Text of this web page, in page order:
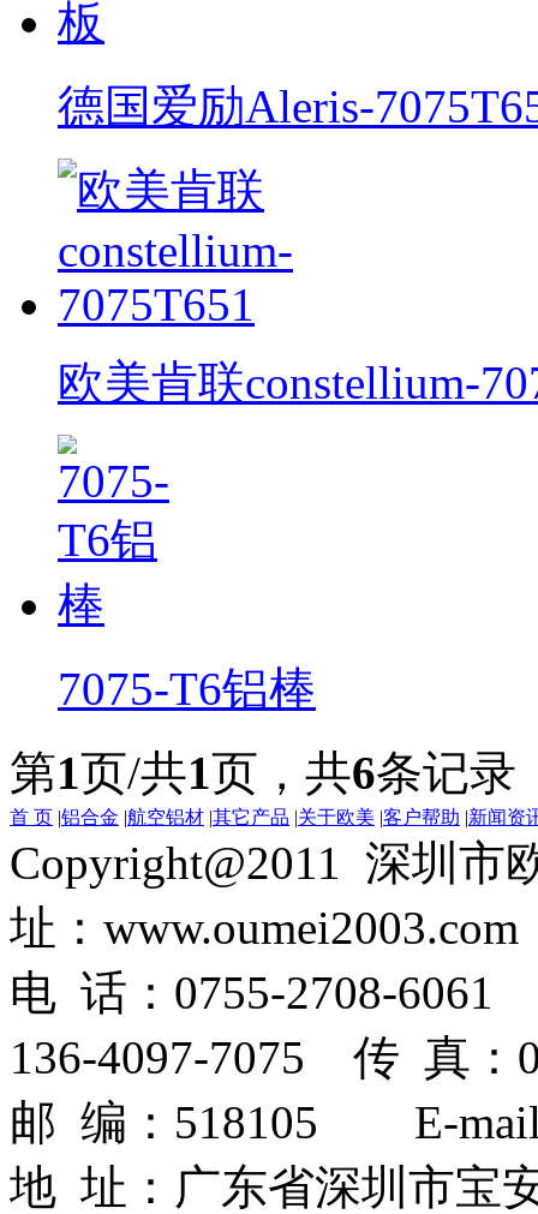
德国爱励Aleris-
欧美肯联constellium-
7075-T6铝棒
第1页/共1页，共6条记录
首 页 |铝合金 |航空铝材 |其它产品 |关于欧美 |客户帮助 |新闻资
Copyright@2011 深圳
址：www.oumei2003.com
电 话：0755-2708-
136-4097-7075 传 真：
邮 编：518105 E-mail
地 址：广东省深圳市宝